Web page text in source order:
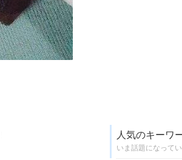
人気のキーワ
いま話題になって